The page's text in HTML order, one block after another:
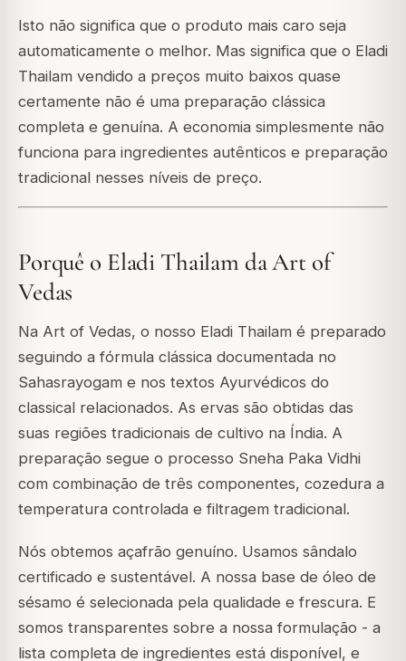
Isto não significa que o produto mais caro seja
automaticamente o melhor. Mas significa que o Eladi
Thailam vendido a preços muito baixos quase
certamente não é uma preparação clássica
completa e genuína. A economia simplesmente não
funciona para ingredientes autênticos e preparação
tradicional nesses níveis de preço.
Porquê o Eladi Thailam da Art of
Vedas
Na Art of Vedas, o nosso Eladi Thailam é preparado
seguindo a fórmula clássica documentada no
Sahasrayogam e nos textos Ayurvédicos do
classical relacionados. As ervas são obtidas das
suas regiões tradicionais de cultivo na Índia. A
preparação segue o processo Sneha Paka Vidhi
com combinação de três componentes, cozedura a
temperatura controlada e filtragem tradicional.
Nós obtemos açafrão genuíno. Usamos sândalo
certificado e sustentável. A nossa base de óleo de
sésamo é selecionada pela qualidade e frescura. E
somos transparentes sobre a nossa formulação - a
lista completa de ingredientes está disponível, e